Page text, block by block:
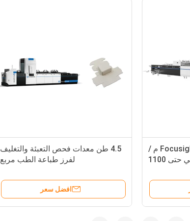
4.5 طن معدات فحص التعبئة والتغليف
لفرز طباعة الطب مربع
افضل سعر
آلة ضبط الجودة Focusight 220 م /
دقيقة لكرتون قابلة للطي حتى 1100